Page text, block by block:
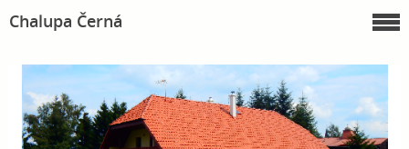
Chalupa Černá